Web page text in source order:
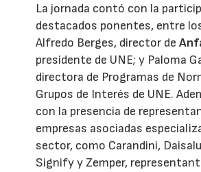
La jornada contó con la
destacados ponentes, entre
Alfredo Berges, director de
presidente de UNE; y Paloma
directora de Programas de
Grupos de Interés de UNE.
con la presencia de
empresas asociadas
sector, como Carandini,
Signify y Zemper,